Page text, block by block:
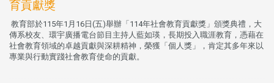
育貢獻獎
教育部於115年1月16日(五)舉辦「114年社會教育貢獻獎」頒獎典禮，大
傳系校友、環宇廣播電台節目主持人藍如瑛，長期投入職涯教育，憑藉在
社會教育領域的卓越貢獻與深耕精神，榮獲「個人獎」，肯定其多年來以
專業與行動實踐社會教育使命的貢獻。